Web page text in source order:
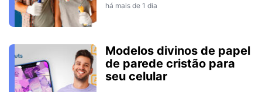
há mais de 1 dia
Modelos divinos de papel
de parede cristão para
seu celular